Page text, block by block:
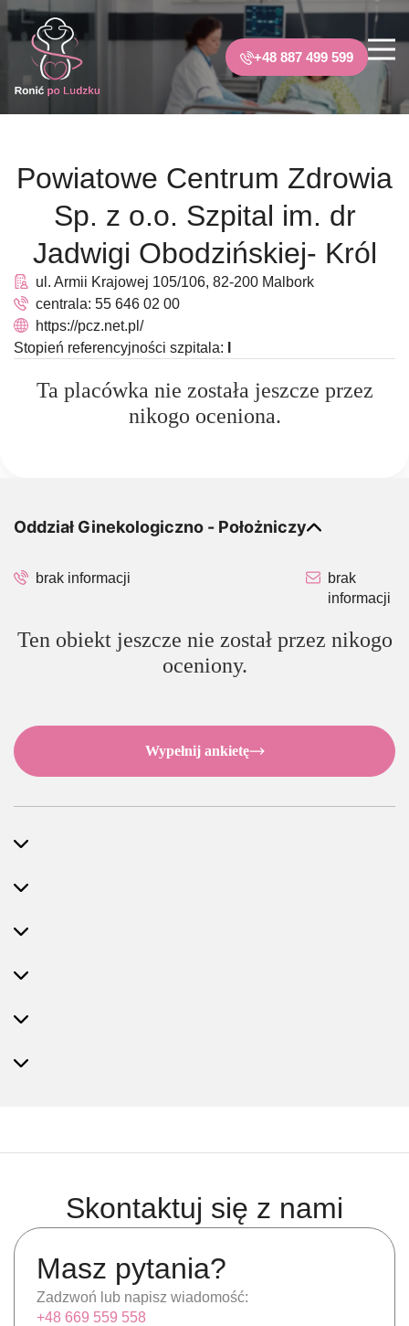
+48 887 499 599
Powiatowe Centrum Zdrowia
Sp. z o.o. Szpital im. dr
Jadwigi Obodzińskiej- Król
ul. Armii Krajowej 105/106, 82-200 Malbork
centrala: 55 646 02 00
https://pcz.net.pl/
Stopień referencyjności szpitala:
Ta placówka nie została jeszcze przez
nikogo oceniona.
Oddział Ginekologiczno - Położniczy
brak informacji
brak
informacji
Ten obiekt jeszcze nie został przez nikogo
oceniony.
Wypełnij ankietę
Skontaktuj się z nami
Masz pytania?
Zadzwoń lub napisz wiadomość:
+48 669 559 558